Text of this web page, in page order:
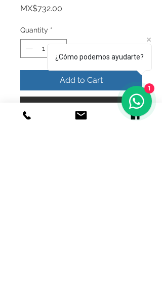
MX$732.00
Quantity *
Add to Cart
¿Cómo podemos ayudarte?
1